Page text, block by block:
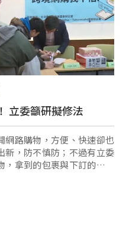
立委籲研擬修法
網路購物，方便、快速卻也
新，防不慎防；不過有立委
拿到的包裹與下訂的品項
難重重。